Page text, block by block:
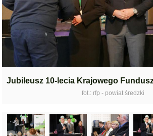
Jubileusz 10-lecia Krajowego
fot.: rfp - powiat średzki